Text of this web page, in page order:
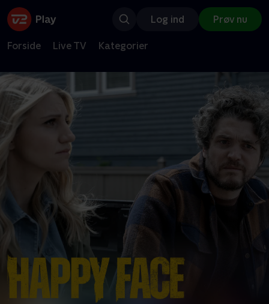
Log ind Prøv nu
Forside Live TV Kategorier